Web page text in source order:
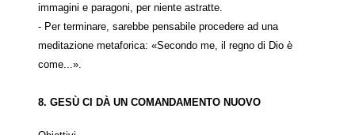
immagini e paragoni, per niente astratte.
- Per terminare, sarebbe pensabile procedere ad una
meditazione metaforica: «Secondo me, il regno di Dio è
come...».
8. GESÙ CI DÀ UN COMANDAMENTO NUOVO